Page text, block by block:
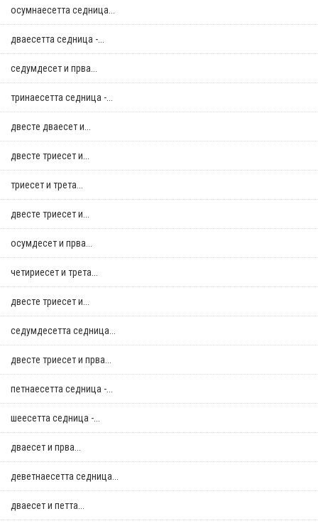
осумнaесетта седница...
дваесетта седница -...
седумдесет и прва...
тринаесетта седница -...
двестe дваесет и...
двестe триесет и...
триесет и трета...
двестe триесет и...
осумдесет и прва...
четириесет и трета...
двестe триесет и...
седумдесетта седница...
двестe триесет и прва...
петнаесетта седница -...
шеесетта седница -...
дваесет и прва...
деветнаесетта седница...
дваесет и петта...